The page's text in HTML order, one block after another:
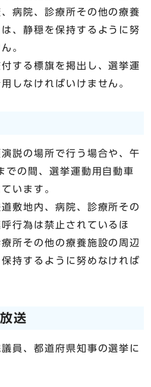
病院、診療所その他の療養
、静穏を保持するように努
。
する標旗を掲出し、選挙運
しなければいけません。
説の場所で行う場合や、午
での間、選挙運動用自動車
います。
敷地内、病院、診療所その
行為は禁止されているほ
所その他の療養施設の周辺
持するように努めなければ
送
員、都道府県知事の選挙に